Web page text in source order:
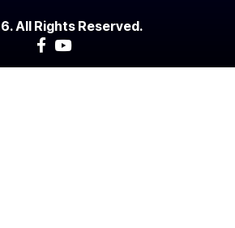
All Rights Reserved.